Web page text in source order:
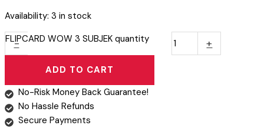
Availability: 3 in stock
-
FLIPCARD WOW 3 SUBJEK quantity +
ADD TO CART
No-Risk Money Back Guarantee!
No Hassle Refunds
Secure Payments